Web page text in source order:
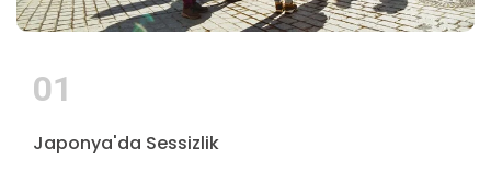
01
Japonya'da Sessizlik